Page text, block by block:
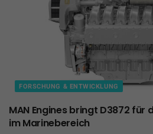
FORSCHUNG & ENTWICKLUNG
MAN Engines bringt D3872
im Marinebereich